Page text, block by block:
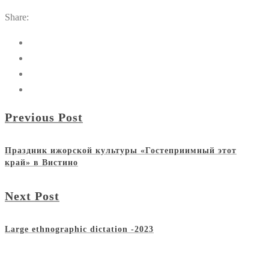
Share:
Previous Post
Праздник ижорской культуры «Гостеприимный этот
край» в Вистино
Next Post
Large ethnographic dictation -2023